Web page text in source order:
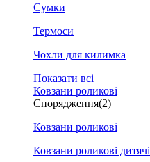
Сумки
Термоси
Чохли для килимка
Показати всі
Ковзани роликові
Спорядження(2)
Ковзани роликові
Ковзани роликові дитячі